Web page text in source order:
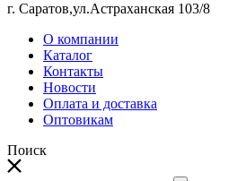
г. Саратов,ул.Астраханская 103/8
О компании
Каталог
Контакты
Новости
Оплата и доставка
Оптовикам
Поиск